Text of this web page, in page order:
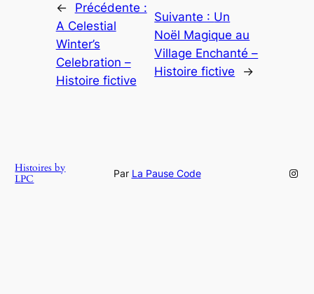
←
Précédente :
A Celestial
Winter’s
Celebration –
Histoire fictive
Suivante : Un
Noël Magique au
Village Enchanté –
Histoire fictive
→
Histoires by
LPC
Par La Pause Code